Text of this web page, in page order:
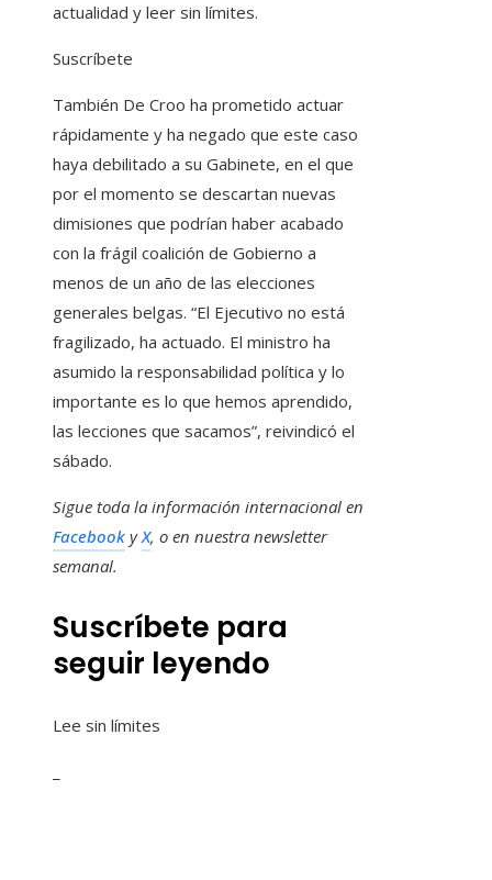
actualidad y leer sin límites.
Suscríbete
También De Croo ha prometido actuar
rápidamente y ha negado que este caso
haya debilitado a su Gabinete, en el que
por el momento se descartan nuevas
dimisiones que podrían haber acabado
con la frágil coalición de Gobierno a
menos de un año de las elecciones
generales belgas. “El Ejecutivo no está
fragilizado, ha actuado. El ministro ha
asumido la responsabilidad política y lo
importante es lo que hemos aprendido,
las lecciones que sacamos”, reivindicó el
sábado.
Sigue toda la información internacional en
Facebook yX, o en nuestra newsletter
semanal.
Suscríbete para
seguir leyendo
Lee sin límites